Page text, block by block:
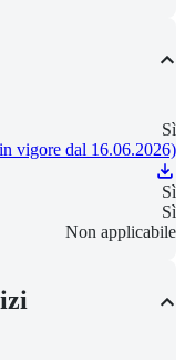
Sì
vigore dal 16.06.2026)
Sì
Sì
Non applicabile